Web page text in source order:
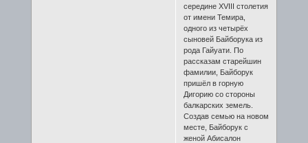
середине XVIII столетия
от имени Темира,
одного из четырёх
сыновей Байборука из
рода Гайуати. По
рассказам старейшин
фамилии, Байборук
пришёл в горную
Дигорию со стороны
балкарских земель.
Создав семью на новом
месте, Байборук с
женой Абисалон